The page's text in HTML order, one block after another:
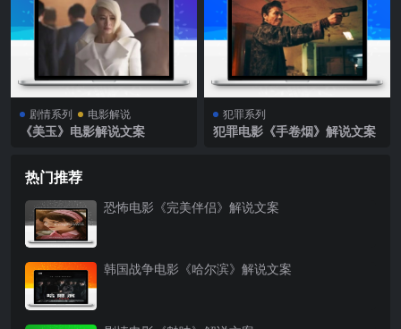
剧情系列 电影解说
《美玉》电影解说文案
犯罪系列
犯罪电影《手卷烟》解说文案
热门推荐
恐怖电影《完美伴侣》解说文案
韩国战争电影《哈尔滨》解说文案